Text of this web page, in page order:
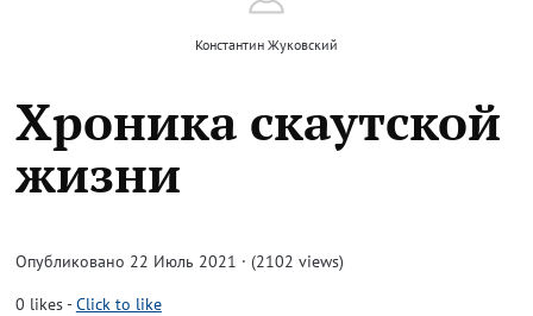
Константин Жуковский
Хроника скаутской
жизни
Опубликовано 22 Июль 2021 · (2102 views)
0 likes-Click to like